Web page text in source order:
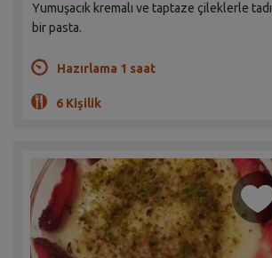
Yumuşacık kremalı ve taptaze çileklerle
bir pasta.
Hazırlama 1 saat
6 Kişilik